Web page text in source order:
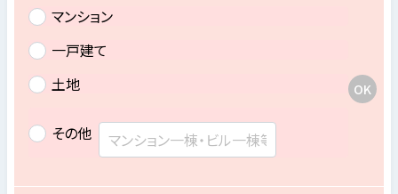
マンション
一戸建て
土地
その他